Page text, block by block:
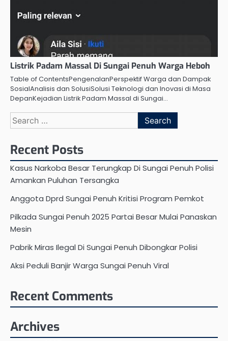
Listrik Padam Massal Di Sungai Penuh Warga Heboh
Table of ContentsPengenalanPerspektif Warga dan Dampak
SosialAnalisis dan SolusiSolusi Teknologi dan Inovasi di Masa
DepanKejadian Listrik Padam Massal di Sungai…
Search
for:
Recent Posts
Kasus Narkoba Besar Terungkap Di Sungai Penuh Polisi
Amankan Puluhan Tersangka
Anggota Dprd Sungai Penuh Kritisi Program Pemkot
Pilkada Sungai Penuh 2025 Partai Besar Mulai Panaskan
Mesin
Pabrik Miras Ilegal Di Sungai Penuh Dibongkar Polisi
Aksi Peduli Banjir Warga Sungai Penuh Viral
Recent Comments
Archives